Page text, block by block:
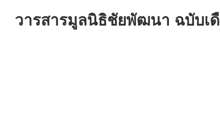
วารสารมูลนิธิชัยพัฒนา ฉบับเ